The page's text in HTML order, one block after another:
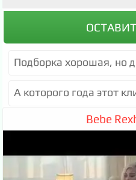
Подборка хорошая, но
А которого года этот
Bebe